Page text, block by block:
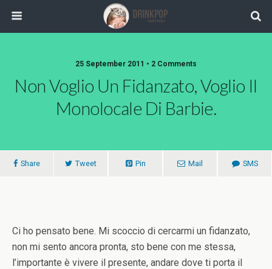
25 September 2011 • 2 Comments
Non Voglio Un Fidanzato, Voglio Il
Monolocale Di Barbie.
Share Tweet Pin Mail SMS
Ci ho pensato bene. Mi scoccio di cercarmi un fidanzato,
non mi sento ancora pronta, sto bene con me stessa,
l’importante è vivere il presente, andare dove ti porta il